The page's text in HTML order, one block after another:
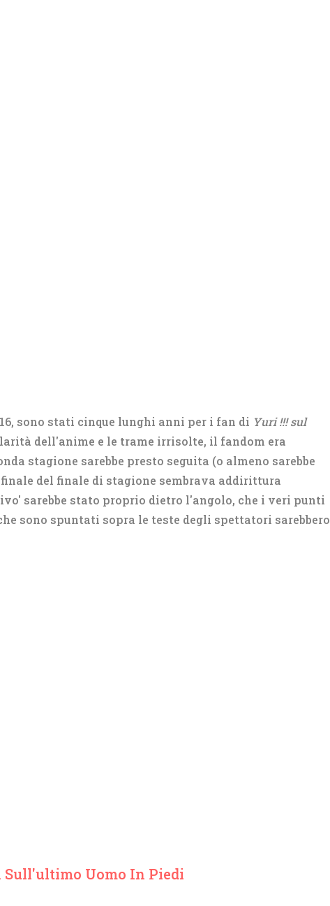
sono stati cinque lunghi anni per i fan di Yuri !!! sul
dell'anime e le trame irrisolte, il fandom era
stagione sarebbe presto seguita (o almeno sarebbe
del finale di stagione sembrava addirittura
sarebbe stato proprio dietro l'angolo, che i veri punti
sono spuntati sopra le teste degli spettatori sarebbero
Sull'ultimo Uomo In Piedi